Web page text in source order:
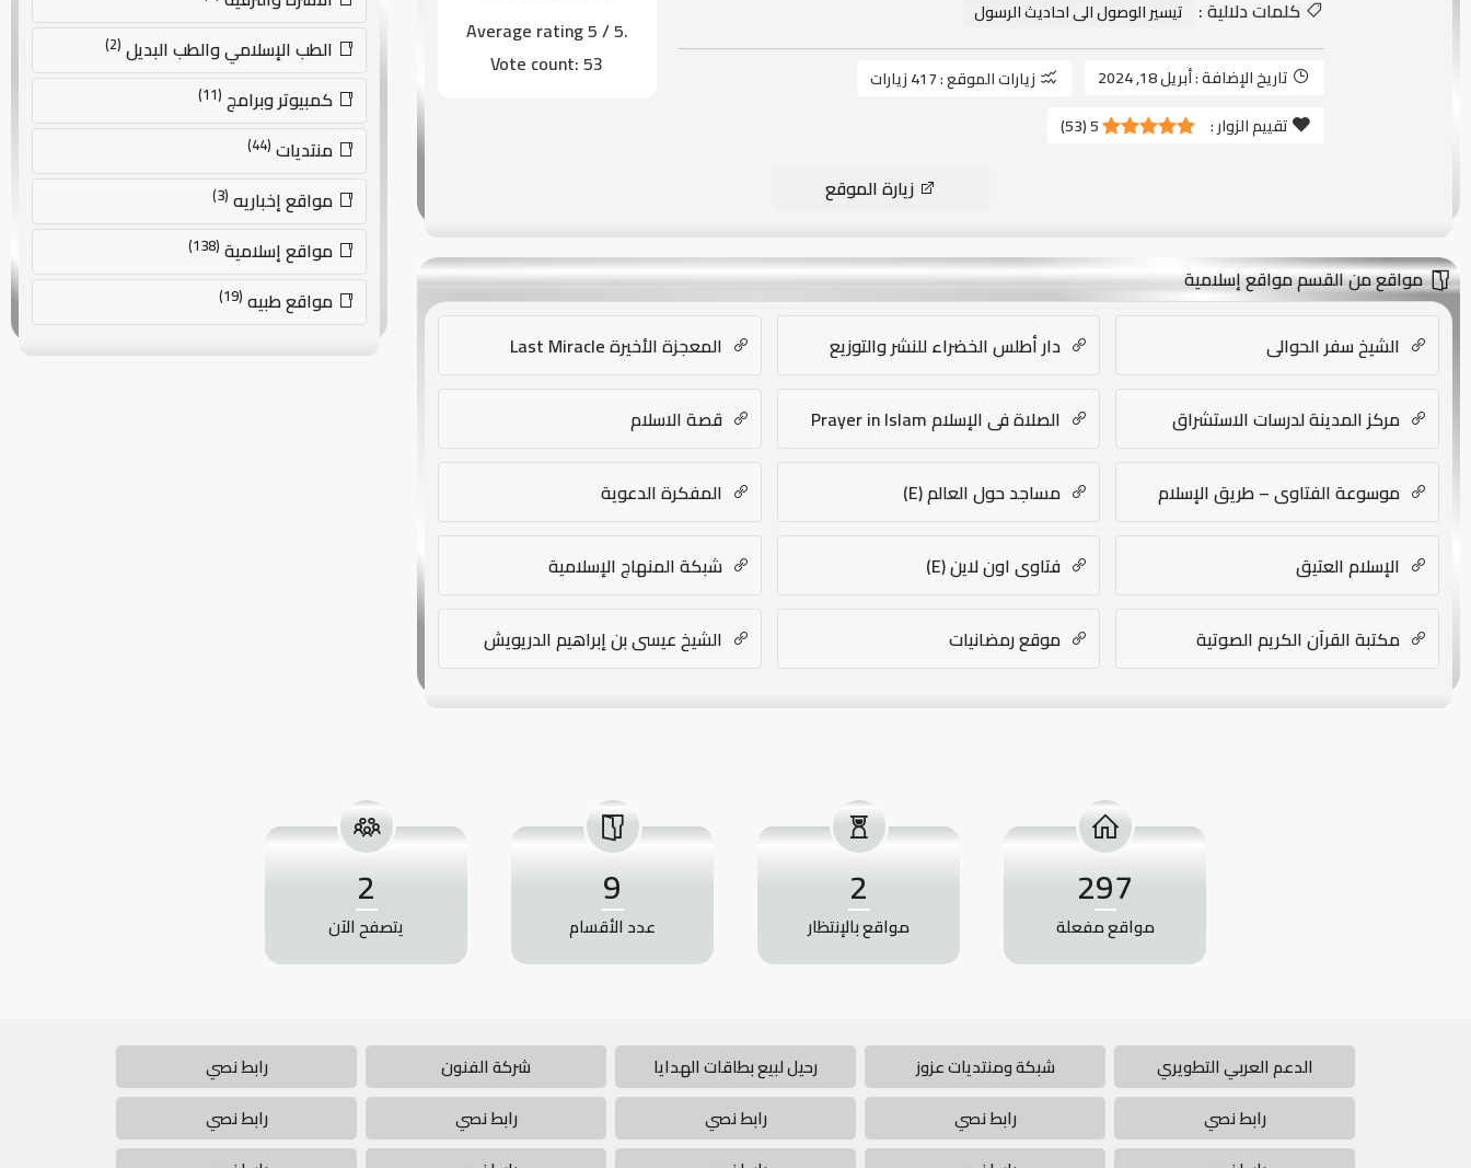
كلمات دلالية :
تيسير الوصول الى احاديث الرسول
تاريخ الإضافة :أبريل 18, 2024 زيارات الموقع :417 زيارات
تقييم الزوار :
5
(
53
)
Average rating5/ 5.
Vote count:53
زيارة الموقع
مواقع من القسم مواقع إسلامية
الشيخ سفر الحوالي دار أطلس الخضراء للنشر والتوزيع المعجزة الأخيرة Last Miracle
مركز المدينة لدرسات الاستشراق الصلاة في الإسلام Prayer in Islam قصة الاسلام
موسوعة الفتاوى – طريق الإسلام مساجد حول العالم (E) المفكرة الدعوية
الإسلام العتيق فتاوى اون لاين (E) شبكة المنهاج الإسلامية
مكتبة القرآن الكريم الصوتية موقع رمضانيات الشيخ عيسى بن إبراهيم الدريويش
الطب الإسلامي والطب البديل (2)
كمبيوتر وبرامج (11)
منتديات (44)
مواقع إخباريه (3)
مواقع إسلامية (138)
مواقع طبيه (19)
297
مواقع مفعلة
2
مواقع بالإنتظار
9
عدد الأقسام
2
يتصفح الآن
الدعم العربي التطويري شبكة ومنتديات عزوز رحيل لبيع بطاقات الهدايا شركة الفنون
رابط نصي
رابط نصي
رابط نصي رابط نصي رابط نصي
رابط نصي